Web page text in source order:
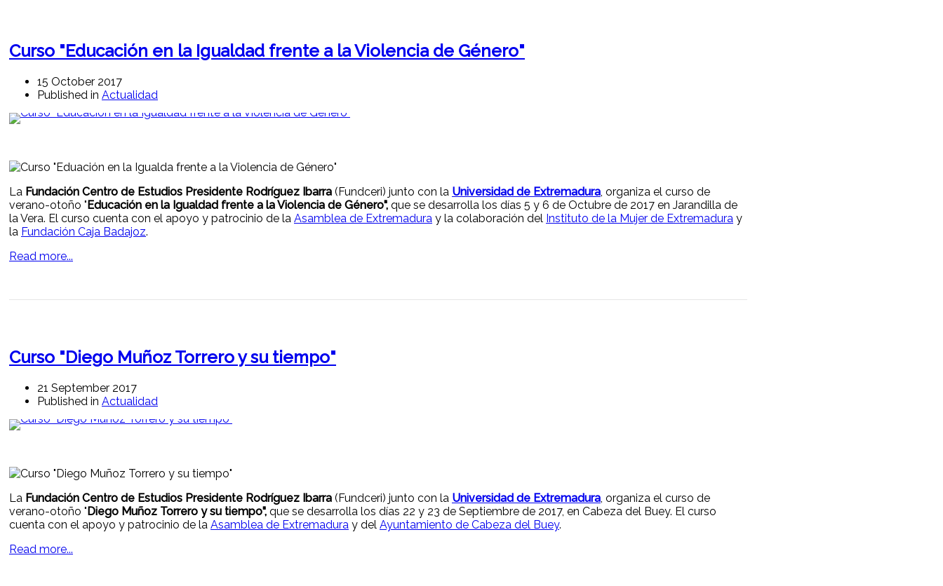
Curso "Educación en la Igualdad frente a la Violencia de Género"
15 October 2017
Published in Actualidad
La Fundación Centro de Estudios Presidente Rodríguez Ibarra (Fundceri) junto con la Universidad de Extremadura, organiza el curso de
verano-otoño "Educación en la Igualdad frente a la Violencia de Género", que se desarrolla los días 5 y 6 de Octubre de 2017 en Jarandilla de
la Vera. El curso cuenta con el apoyo y patrocinio de la Asamblea de Extremadura y la colaboración del Instituto de la Mujer de Extremadura y
la Fundación Caja Badajoz.
Read more...
Curso "Diego Muñoz Torrero y su tiempo"
21 September 2017
Published in Actualidad
La Fundación Centro de Estudios Presidente Rodríguez Ibarra (Fundceri) junto con la Universidad de Extremadura , organiza el curso de
verano-otoño "Diego Muñoz Torrero y su tiempo", que se desarrolla los días 22 y 23 de Septiembre de 2017, en Cabeza del Buey. El curso
cuenta con el apoyo y patrocinio de la Asamblea de Extremadura y del Ayuntamiento de Cabeza del Buey.
Read more...